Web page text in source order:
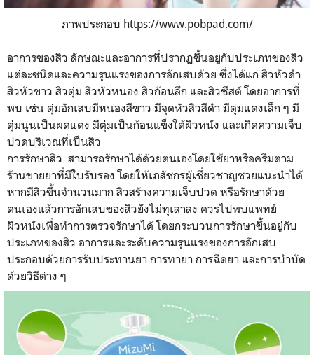
ภาพประกอบ https://www.pobpad.com/
อาการของสิว ลักษณะและอาการที่ปรากฏขึ้นอยู่กับประเภทของสิว
แต่ละชนิดและความรุนแรงของการอักเสบด้วย ซึ่งได้แก่ สิวหัวดำ
สิวหัวขาว สิวตุ่ม สิวหัวหนอง สิวก้อนลึก และสิวซีสต์ โดยอาการที่
พบ เช่น ตุ่มอักเสบมีหนองสีขาว มีจุดหัวสิวสีดำ มีตุ่มแดงเล็ก ๆ มี
ตุ่มนูนเป็นผดแดง มีตุ่มเป็นก้อนแข็งใต้ผิวหนัง และเกิดความเจ็บ
ปวดบริเวณที่เป็นสิว
การรักษาสิว สามารถรักษาได้ด้วยตนเองโดยใช้ยาหรือครีมตาม
ร้านขายยาที่มีใบรับรอง โดยให้เภสัชกรผู้เชี่ยวชาญช่วยแนะนำได้
หากมีสิวขึ้นจำนวนมาก สิวสร้างความเจ็บปวด หรือรักษาด้วย
ตนเองแล้วการอักเสบของสิวยังไม่ทุเลาลง ควรไปพบแพทย์
ผิวหนังเพื่อทำการตรวจรักษาได้ โดยกระบวนการรักษาขึ้นอยู่กับ
ประเภทของสิว อาการและระดับความรุนแรงของการอักเสบ
ประกอบด้วยการรับประทานยา การทายา การฉีดยา และการบำบัด
ด้วยวิธีต่าง ๆ